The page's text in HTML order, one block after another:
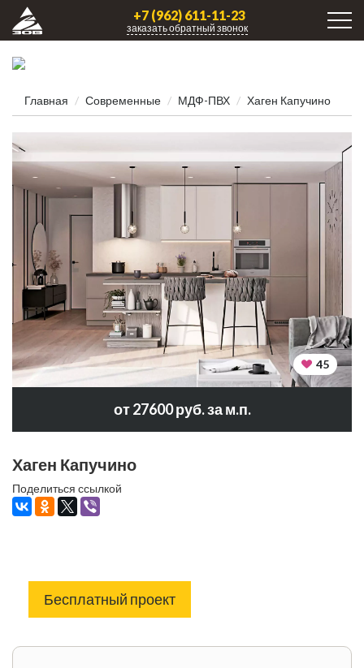
+7 (962) 611-11-23
заказать обратный звонок
Главная Современные МДФ-ПВХ Хаген Капучино
45
от 27600 руб. за м.п.
Хаген Капучино
Поделиться ссылкой
Бесплатный проект